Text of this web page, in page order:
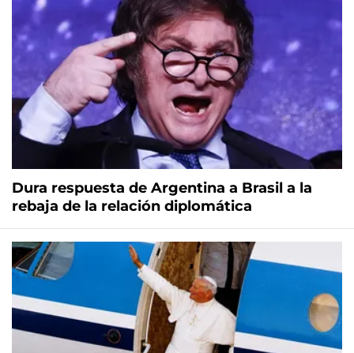
Dura respuesta de Argentina a Brasil a la
rebaja de la relación diplomática